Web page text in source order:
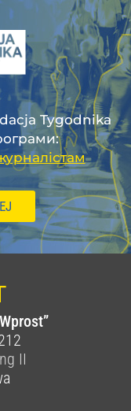
Tygodnika
II